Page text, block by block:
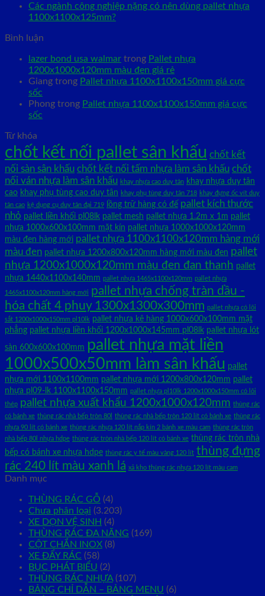
Các ngành công nghiệp nặng có nên dùng pallet nhựa
1100x1100x125mm?
Bình luận
lazer bond usa walmar trong Pallet nhựa
1200x1000x120mm màu đen giá rẻ
Giang trong Pallet nhựa 1100x1100x150mm giá cực
sốc
Phong trong Pallet nhựa 1100x1100x150mm giá cực
sốc
Từ khóa
chốt kết nối pallet sân khấu chốt kết
nối sàn sân khấu chốt kết nối tấm nhựa làm sân khấu chốt
nối ván nhựa làm sân khấu khay nhựa cao duy tân khay nhựa duy tân
cao khay phụ tùng cao duy tân khay phụ tùng duy tân 718 khay đựng ốc vít duy
tân cao kệ dụng cụ duy tân đại 719 lồng trữ hàng có đế pallet kích thước
nhỏ pallet liền khối pl08lk pallet mesh pallet nhựa 1.2m x 1m pallet
nhựa 1000x600x100mm mặt kín pallet nhựa 1000x1000x120mm
màu đen hàng mới pallet nhựa 1100x1100x120mm hàng mới
màu đen pallet nhựa 1200x800x120mm hàng mới màu đen pallet
nhựa 1200x1000x120mm màu đen đan thanh pallet
nhựa 1440x1100x140mm pallet nhựa 1465x1100x120mm pallet nhựa
1465x1100x120mm hàng mới pallet nhựa chống tràn dầu -
hóa chất 4 phuy 1300x1300x300mm pallet nhựa có lõi
sắt 1200x1000x150mm pl10lk pallet nhựa kê hàng 1000x600x100mm mặt
phẳng pallet nhựa liền khối 1200x1000x145mm pl08lk pallet nhựa lót
sàn 600x600x100mm pallet nhựa mặt liền
1000x500x50mm làm sân khấu pallet
nhựa mới 1100x1100mm pallet nhựa mới 1200x800x120mm pallet
nhựa pl09-lk 1100x1100x150mm pallet nhựa pl10lk 1200x1000x150mm có lõi
thép pallet nhựa xuất khẩu 1200x1000x120mm thùng rác
có bánh xe thùng rác nhà bếp tròn 80l thùng rác nhà bếp tròn 120 lít có bánh xe thùng rác
nhựa 90 lít có bánh xe thùng rác nhựa 120 lít nắp kín 2 bánh xe màu cam thùng rác tròn
nhà bếp 80l nhựa hdpe thùng rác tròn nhà bếp 120 lít có bánh xe thùng rác tròn nhà
bếp có bánh xe nhựa hdpe thùng rác y tế màu vàng 120 lít thùng đựng
rác 240 lít màu xanh lá xả kho thùng rác nhựa 120 lít màu cam
Danh mục
THÙNG RÁC GỖ (4)
Chưa phân loại (3.203)
XE DỌN VỆ SINH (4)
THÙNG RÁC ĐA NĂNG (169)
CỘT CHẮN INOX (8)
XE ĐẨY RÁC (58)
BỤC PHÁT BIỂU (2)
THÙNG RÁC NHỰA (107)
BẢNG CHỈ DẪN – BẢNG MENU (6)